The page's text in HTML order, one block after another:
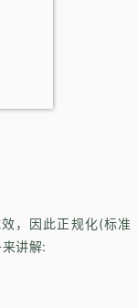
，因此正规化(标准
讲解: